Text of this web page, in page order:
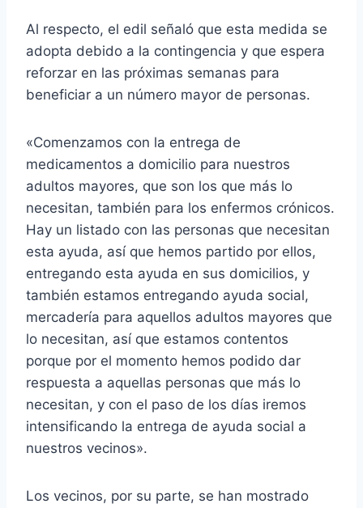
Al respecto, el edil señaló que esta medida se
adopta debido a la contingencia y que espera
reforzar en las próximas semanas para
beneficiar a un número mayor de personas.
«Comenzamos con la entrega de
medicamentos a domicilio para nuestros
adultos mayores, que son los que más lo
necesitan, también para los enfermos crónicos.
Hay un listado con las personas que necesitan
esta ayuda, así que hemos partido por ellos,
entregando esta ayuda en sus domicilios, y
también estamos entregando ayuda social,
mercadería para aquellos adultos mayores que
lo necesitan, así que estamos contentos
porque por el momento hemos podido dar
respuesta a aquellas personas que más lo
necesitan, y con el paso de los días iremos
intensificando la entrega de ayuda social a
nuestros vecinos».
Los vecinos, por su parte, se han mostrado